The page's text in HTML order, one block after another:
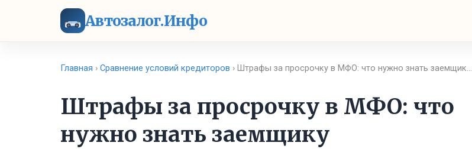
Автозалог.Инфо
Главная › Сравнение условий кредиторов › Штрафы за просрочку в МФО: что нужно знать заемщик…
Штрафы за просрочку в МФО: что
нужно знать заемщику